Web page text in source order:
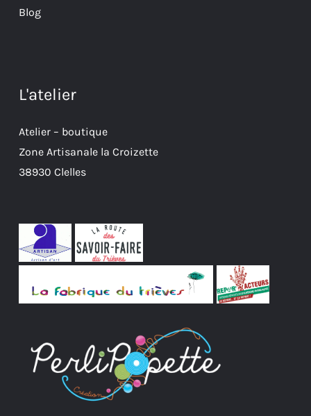
Blog
L'atelier
Atelier – boutique
Zone Artisanale la Croizette
38930 Clelles